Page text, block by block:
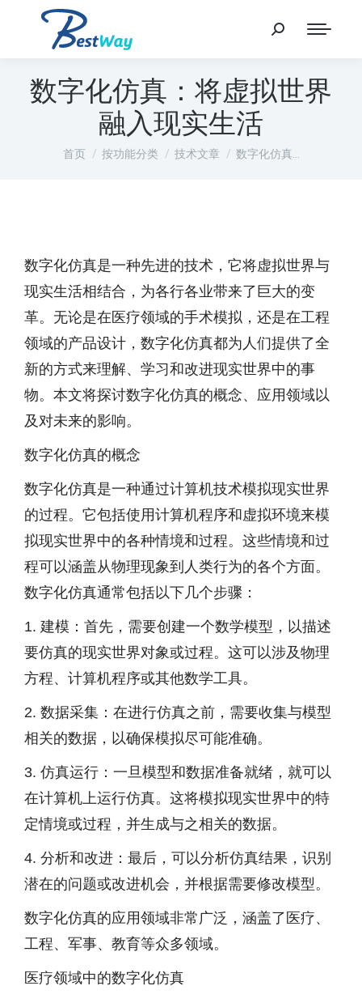
数字化仿真：将虚拟世界
融入现实生活
您在这里：
首页 按功能分类 技术文章 数字化仿真…
数字化仿真是一种先进的技术，它将虚拟世界与
现实生活相结合，为各行各业带来了巨大的变
革。无论是在医疗领域的手术模拟，还是在工程
领域的产品设计，数字化仿真都为人们提供了全
新的方式来理解、学习和改进现实世界中的事
物。本文将探讨数字化仿真的概念、应用领域以
及对未来的影响。
数字化仿真的概念
数字化仿真是一种通过计算机技术模拟现实世界
的过程。它包括使用计算机程序和虚拟环境来模
拟现实世界中的各种情境和过程。这些情境和过
程可以涵盖从物理现象到人类行为的各个方面。
数字化仿真通常包括以下几个步骤：
1. 建模：首先，需要创建一个数学模型，以描述
要仿真的现实世界对象或过程。这可以涉及物理
方程、计算机程序或其他数学工具。
2. 数据采集：在进行仿真之前，需要收集与模型
相关的数据，以确保模拟尽可能准确。
3. 仿真运行：一旦模型和数据准备就绪，就可以
在计算机上运行仿真。这将模拟现实世界中的特
定情境或过程，并生成与之相关的数据。
4. 分析和改进：最后，可以分析仿真结果，识别
潜在的问题或改进机会，并根据需要修改模型。
数字化仿真的应用领域非常广泛，涵盖了医疗、
工程、军事、教育等众多领域。
医疗领域中的数字化仿真